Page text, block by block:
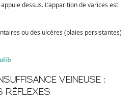
dessus. L’apparition de varices est
ou des ulcères (plaies persistantes)
VEINEUSE :
RÉFLEXES